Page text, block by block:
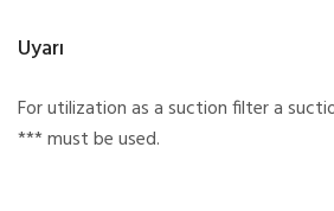
Uyarı
For utilization as a suction filter a
*** must be used.